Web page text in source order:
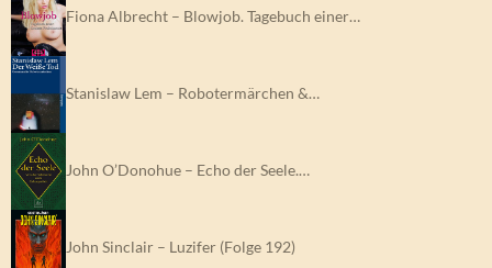
Fiona Albrecht – Blowjob. Tagebuch einer…
Stanislaw Lem – Robotermärchen &…
John O’Donohue – Echo der Seele.…
John Sinclair – Luzifer (Folge 192)